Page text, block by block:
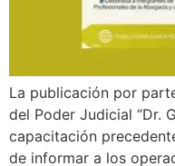
La publicación por
del Poder Judicial “Dr.
capacitación
de informar a los